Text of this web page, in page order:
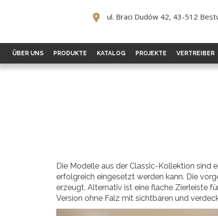
ul. Braci Dudów 42, 43-512
ÜBER UNS PRODUKTE KATALOG PROJEKTE VERTREIBER
Die Modelle aus der Classic-Kollektion sind
erfolgreich eingesetzt werden kann. Die
erzeugt. Alternativ ist eine flache Zierleiste
Version ohne Falz mit sichtbaren und